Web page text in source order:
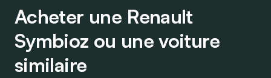
Acheter une Renault
Symbioz ou une voiture
similaire